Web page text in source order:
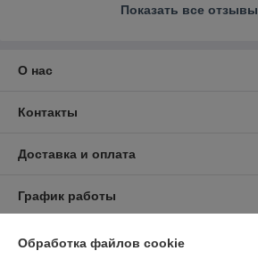
Показать все отзывы
О нас
Контакты
Доставка и оплата
График работы
Полная версия сайта
Обработка файлов cookie